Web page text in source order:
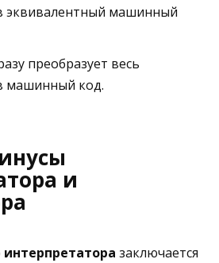
эквивалентный машинный
преобразует весь
машинный код.
и
интерпретатора заключается